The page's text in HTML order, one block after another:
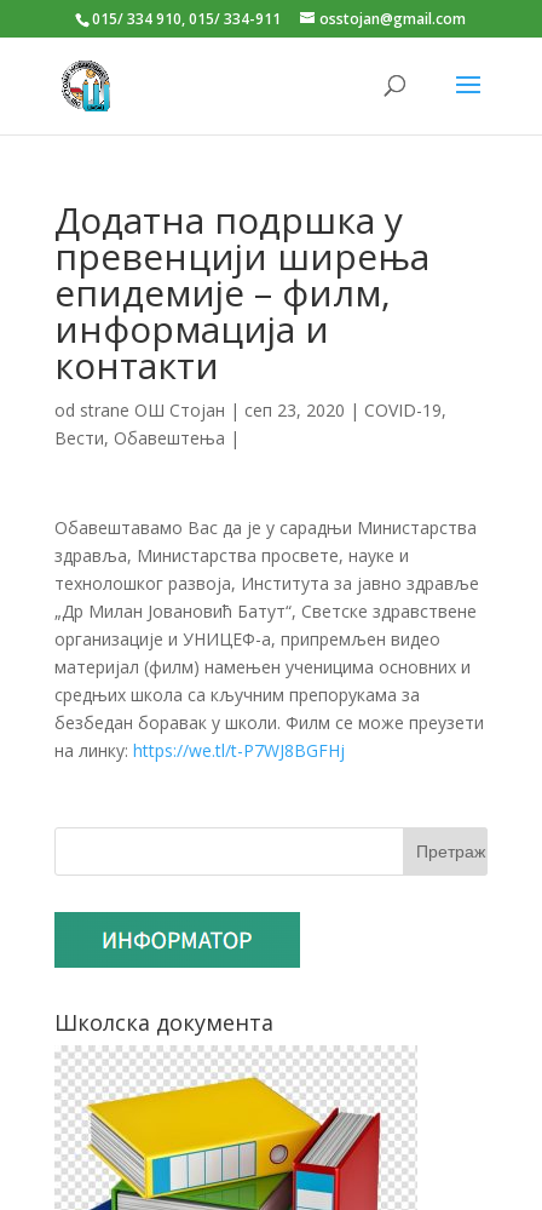
015/ 334 910, 015/ 334-911 osstojan@gmail.com
Додатна подршка у
превенцији ширења
епидемије – филм,
информација и
контакти
od strane ОШ Стојан | сеп 23, 2020 | COVID-19,
Вести, Обавештења |
Обавештавамо Вас да је у сарадњи Министарства
здравља, Министарства просвете, науке и
технолошког развоја, Института за јавно здравље
„Др Милан Јовановић Батут“, Светске здравствене
организације и УНИЦЕФ-а, припремљен видео
материјал (филм) намењен ученицима основних и
средњих школа са кључним препорукама за
безбедан боравак у школи. Филм се може преузети
на линку: https://we.tl/t-P7WJ8BGFHj
Школска документа